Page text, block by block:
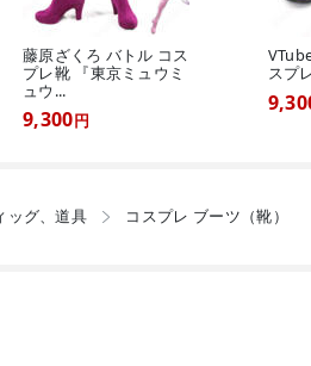
藤原ざくろ バトル コス
プレ靴 『東京ミュウミ
ュウ...
9,300円
スプ
ッグ、道具  コスプレ ブーツ（靴）